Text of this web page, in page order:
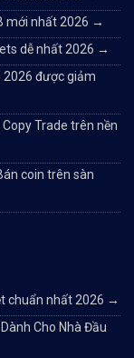
mới nhất 2026 →
dễ nhất 2026 →
2026 được giảm
Trade trên nền
coin trên sàn
chuẩn nhất 2026 →
Cho Nhà Đầu